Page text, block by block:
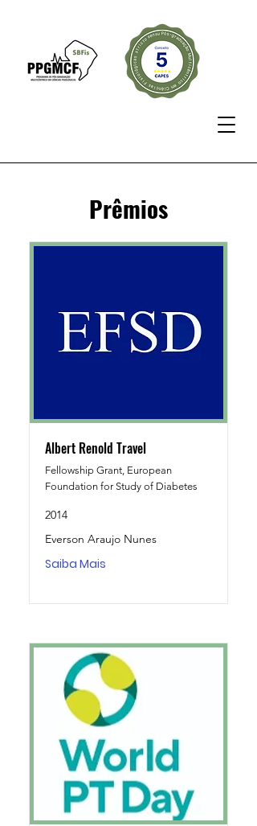
Prêmios
Albert Renold Travel
Fellowship Grant, European
Foundation for Study of Diabetes
2014
Everson Araujo Nunes
Saiba Mais